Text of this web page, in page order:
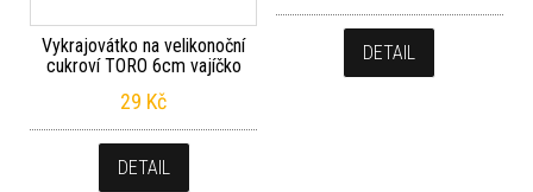
Vykrajovátko na velikonoční
cukroví TORO 6cm vajíčko
29 Kč
DETAIL
DETAIL